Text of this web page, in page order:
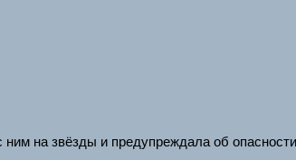
на звёзды и предупреждала об